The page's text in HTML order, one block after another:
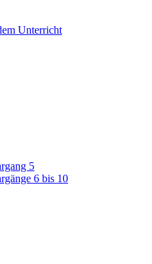
Unterricht
5
6 bis 10